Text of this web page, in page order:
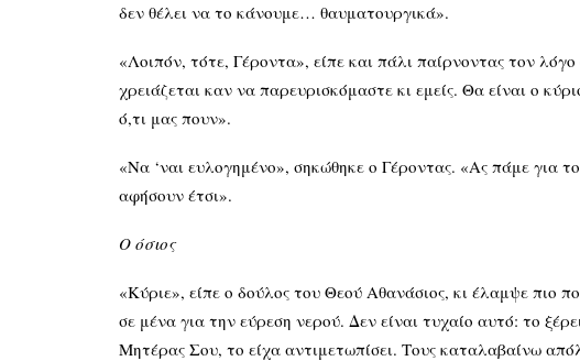
δεν θέλει να το κάνουμε… θαυματουργικά».
«Λοιπόν, τότε, Γέροντα», είπε και πάλι παίρνοντας τον
χρειάζεται καν να παρευρισκόμαστε κι εμείς. Θα είναι ο
ό,τι μας πουν».
«Να ‘ναι ευλογημένο», σηκώθηκε ο Γέροντας. «Ας πάμε για
αφήσουν έτσι».
Ο όσιος
«Κύριε», είπε ο δούλος του Θεού Αθανάσιος, κι έλαμψε πιο
σε μένα για την εύρεση νερού. Δεν είναι τυχαίο αυτό: το
Μητέρας Σου, το είχα αντιμετωπίσει. Τους καταλαβαίνω